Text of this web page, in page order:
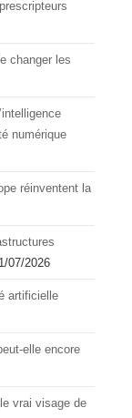
changer les
numérique
réinventent la
07/2026
artificielle
elle encore
vrai visage de